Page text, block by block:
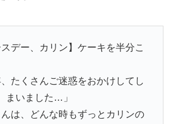
スデー、カリン】ケーキを半分こ
、たくさんご迷惑をおかけしてし
まいました…」
んは、どんな時もずっとカリンの